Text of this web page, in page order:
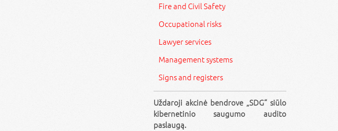
Fire and Civil Safety
Occupational risks
Lawyer services
Management systems
Signs and registers
Uždaroji akcinė bendrove „SDG“ siūlo
kibernetinio saugumo audito
paslaugą.